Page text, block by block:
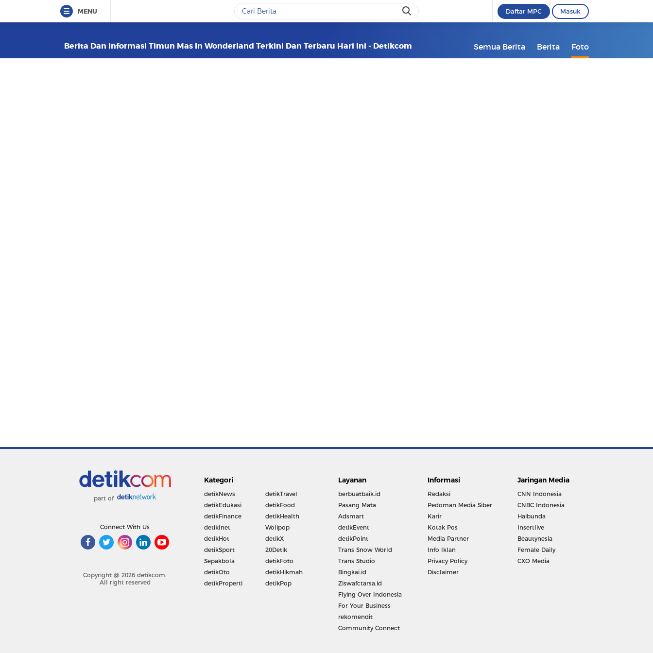
MENU Daftar MPC Masuk
Berita Dan Informasi Timun Mas In Wonderland Terkini Dan Terbaru Hari Ini - Detikcom Semua Berita Berita Foto
part of
Connect With Us
Copyright @ 2026 detikcom.
All right reserved
Kategori
detikNews
detikEdukasi
detikFinance
detikInet
detikHot
detikSport
Sepakbola
detikOto
detikProperti
detikTravel
detikFood
detikHealth
Wolipop
detikX
20Detik
detikFoto
detikHikmah
detikPop
Layanan
berbuatbaik.id
Pasang Mata
Adsmart
detikEvent
detikPoint
Trans Snow World
Trans Studio
Bingkai.id
Ziswafctarsa.id
Flying Over Indonesia
For Your Business
rekomendit
Community Connect
Informasi
Redaksi
Pedoman Media Siber
Karir
Kotak Pos
Media Partner
Info Iklan
Privacy Policy
Disclaimer
Jaringan Media
CNN Indonesia
CNBC Indonesia
Haibunda
Insertlive
Beautynesia
Female Daily
CXO Media